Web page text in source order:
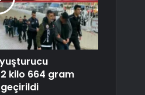
kilo 664 gram